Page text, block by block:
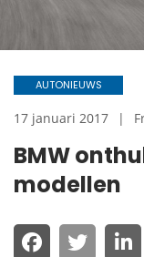
BMW
modellen
AUTONIEUWS
17 januari 2017